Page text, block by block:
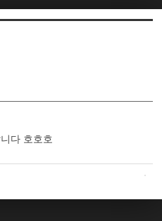
다 호호호
북5
치북5
북5
치북5